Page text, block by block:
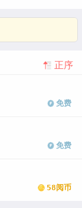
正序
免费
免费
58阅币